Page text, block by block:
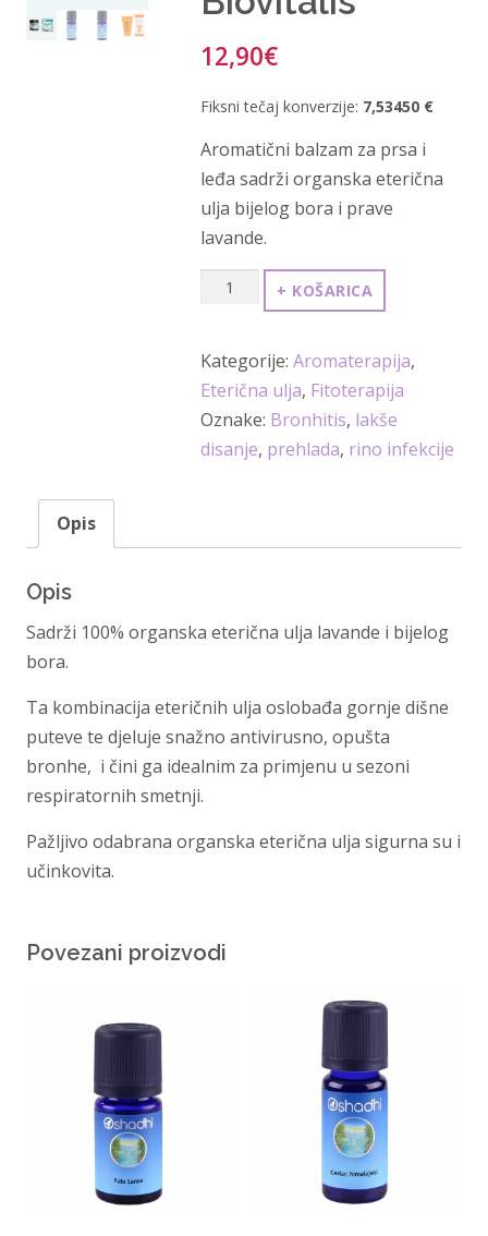
12,90€
Fiksni tečaj konverzije: 7,53450 €
Aromatični balzam za prsa i
leđa sadrži organska eterična
ulja bijelog bora i prave
lavande.
Aromatični
Biovitalis
količina
+ KOŠARICA
Kategorije: Aromaterapija,
Eterična ulja, Fitoterapija
Oznake: Bronhitis, lakše
disanje, prehlada, rino infekcije
Opis
Opis
Sadrži 100% organska eterična ulja lavande i bijelog
bora.
Ta kombinacija eteričnih ulja oslobađa gornje dišne
puteve te djeluje snažno antivirusno, opušta
bronhe, i čini ga idealnim za primjenu u sezoni
respiratornih smetnji.
Pažljivo odabrana organska eterična ulja sigurna su i
učinkovita.
Povezani proizvodi